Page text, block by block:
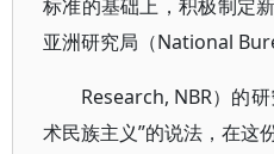
标准的基础上，积极制定
亚洲研究局（National
Research, NBR）的
术民族主义”的说法，在这